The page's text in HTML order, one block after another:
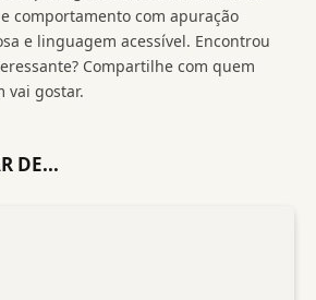
comportamento com apuração
e linguagem acessível. Encontrou
Compartilhe com quem
vai gostar.
DE...